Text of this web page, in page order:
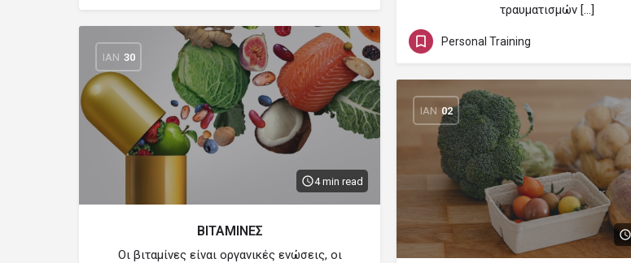
τραυματισμών […]
Personal Training
ΙΑΝ 30
4 min read
ΒΙΤΑΜΙΝΕΣ
Οι βιταμίνες είναι οργανικές ενώσεις, οι
ΙΑΝ 02